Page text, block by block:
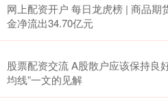
网上配资开户 每日龙虎榜 | 商品期
金净流出34.70亿元
股票配资交流 A股散户应该保持良
均线”一文的见解